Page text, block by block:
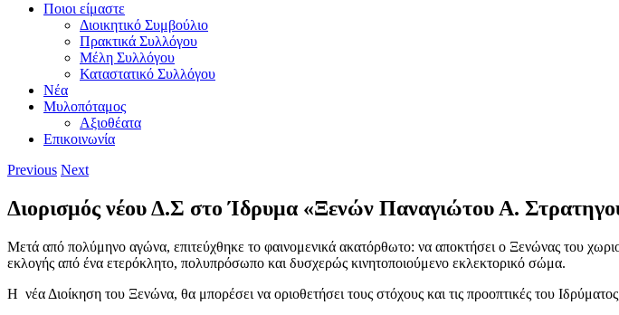
Ποιοι είμαστε
Διοικητικό Συμβούλιο
Πρακτικά Συλλόγου
Μέλη Συλλόγου
Καταστατικό Συλλόγου
Νέα
Μυλοπόταμος
Αξιοθέατα
Επικοινωνία
Previous Next
Διορισμός νέου Δ.Σ στο Ίδρυμα «Ξενών Παναγιώτου Α.
Μετά από πολύμηνο αγώνα, επιτεύχθηκε το φαινομενικά ακατόρθωτο: να αποκτήσει ο Ξενώνας του
εκλογής από ένα ετερόκλητο, πολυπρόσωπο και δυσχερώς κινητοποιούμενο εκλεκτορικό σώμα.
Η νέα Διοίκηση του Ξενώνα, θα μπορέσει να οριοθετήσει τους στόχους και τις προοπτικές του